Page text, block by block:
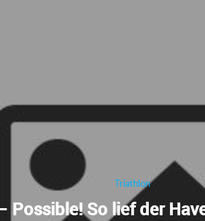
Triathlon
Possible! So lief der